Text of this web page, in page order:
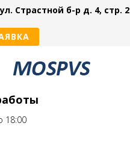
Страстной б-р д. 4, стр. 2
18:00